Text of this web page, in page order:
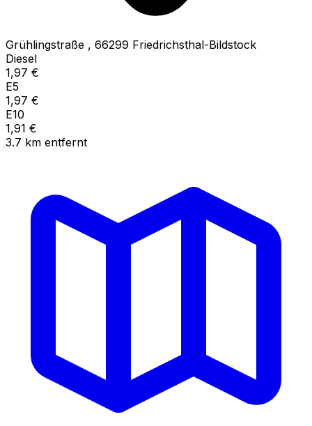
Grühlingstraße , 66299 Friedrichsthal-Bildstock
Diesel
1,97 €
E5
1,97 €
E10
1,91 €
3.7 km entfernt